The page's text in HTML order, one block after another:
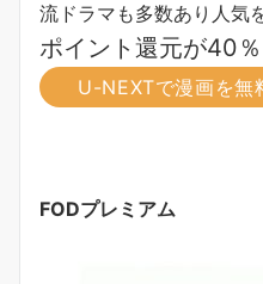
流ドラマも多数あり人気
ポイント還元が40％
U-NEXTで漫画を無
FODプレミアム